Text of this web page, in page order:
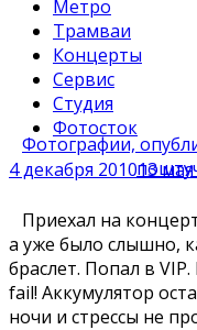
Метро
Трамваи
Концерты
Сервис
Студия
Фотосток
4 декабря 201013
Фотографии,
Приехал на
а уже было слышно,
браслет. Попал в
fail! Аккумулятор
ночи и стрессы не